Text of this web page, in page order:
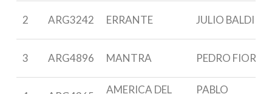
2 ARG3242 ERRANTE JULIO BALDI
3 ARG4896 MANTRA PEDRO FIORI
AMERICA DEL
PABLO